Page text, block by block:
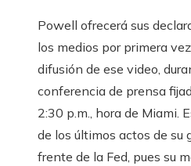
Powell ofrecerá sus
los medios por primera
difusión de ese video,
conferencia de prensa
2:30 p.m., hora de Miami.
de los últimos actos de su
frente de la Fed, pues su